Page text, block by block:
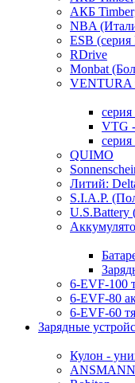
АКБ
NBA
ESB
RDrive
Monbat
VENTURA
VTG
QUIMO
Литий:
S.I.A.P.
6-EVF-100
6-EVF-80
6-EVF-60
Зарядные
Кулон -
ANSMANN